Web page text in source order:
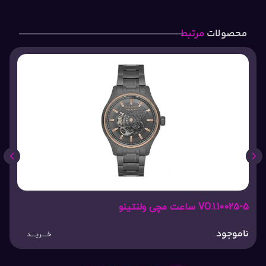
محصولات مرتبط
VO.1.10025-5 ساعت مچی ولنتینو
ناموجود خـــریـــد